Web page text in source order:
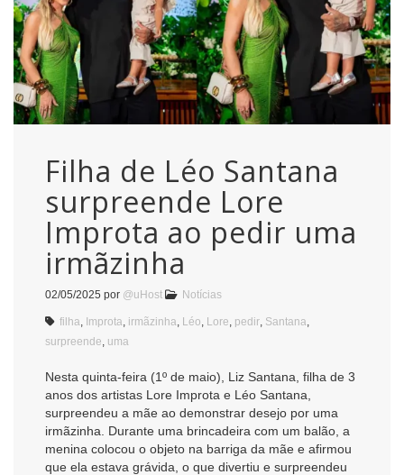
Filha de Léo Santana
surpreende Lore
Improta ao pedir uma
irmãzinha
02/05/2025 por @uHost Notícias
filha Improta irmãzinha Léo Lore pedir Santana
surpreende uma
Nesta quinta-feira (1º de maio), Liz Santana, filha de 3
anos dos artistas Lore Improta e Léo Santana,
surpreendeu a mãe ao demonstrar desejo por uma
irmãzinha. Durante uma brincadeira com um balão, a
menina colocou o objeto na barriga da mãe e afirmou
que ela estava grávida, o que divertiu e surpreendeu